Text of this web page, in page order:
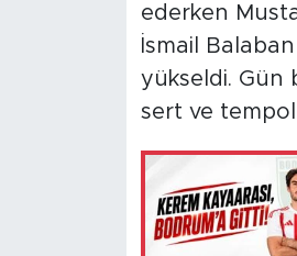
ederken
İsmail
yükseldi. Gün
sert ve